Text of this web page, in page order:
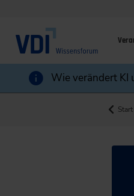
Wie verändert KI
Start